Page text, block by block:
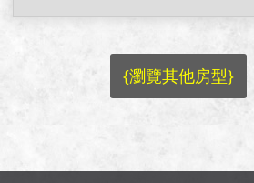
{瀏覽其他房型}